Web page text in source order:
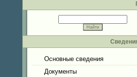
Основные сведения
Документы